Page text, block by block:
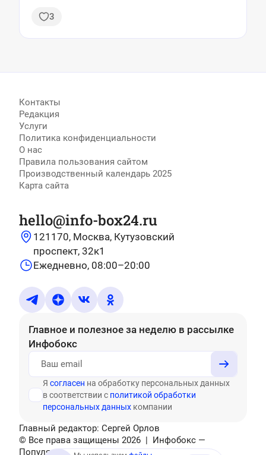
3
Контакты
Редакция
Услуги
Политика конфиденциальности
О нас
Правила пользования сайтом
Производственный календарь 2025
Карта сайта
hello@info-box24.ru
121170, Москва, Кутузовский
проспект, 32к1
Ежедневно, 08:00–20:00
Главное и полезное за неделю в рассылке
Инфобокс
Я согласен на обработку персональных данных
в соответствии с политикой обработки
персональных данных компании
Главный редактор: Сергей Орлов
© Все права защищены 2026 | Инфобокс —
Популярные тесты, головоломки, актуальные